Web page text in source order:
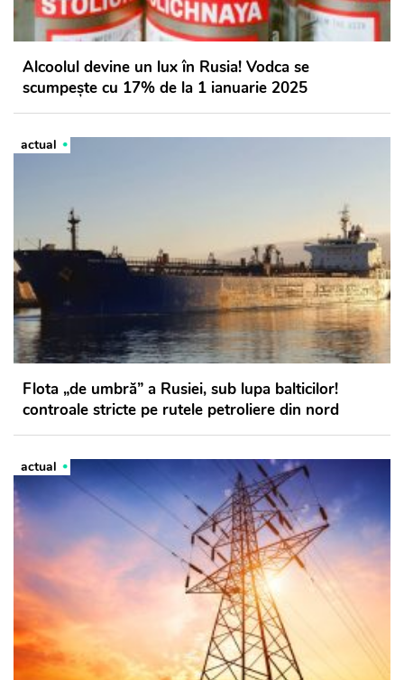
Alcoolul devine un lux în Rusia! Vodca se
scumpește cu 17% de la 1 ianuarie 2025
actual
Flota „de umbră” a Rusiei, sub lupa balticilor!
controale stricte pe rutele petroliere din nord
actual